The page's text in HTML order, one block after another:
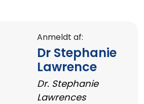
Anmeldt af:
Dr Stephanie
Lawrence
Dr. Stephanie
Lawrences